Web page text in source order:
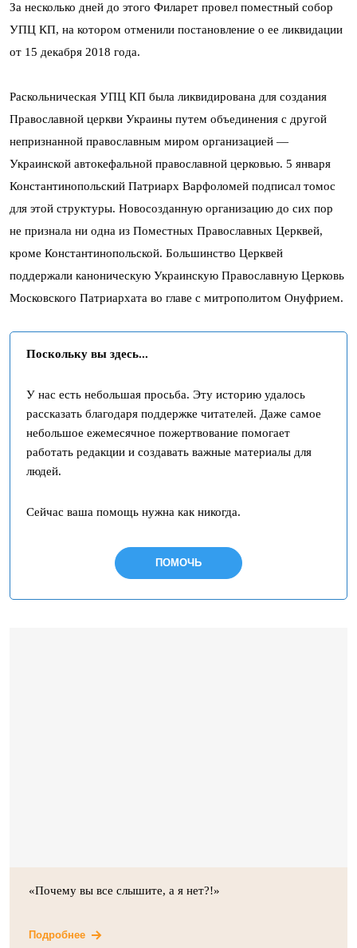
За несколько дней до этого Филарет провел поместный собор
УПЦ КП, на котором отменили постановление о ее ликвидации
от 15 декабря 2018 года.
Раскольническая УПЦ КП была ликвидирована для создания
Православной церкви Украины путем объединения с другой
непризнанной православным миром организацией —
Украинской автокефальной православной церковью. 5 января
Константинопольский Патриарх Варфоломей подписал томос
для этой структуры. Новосозданную организацию до сих пор
не признала ни одна из Поместных Православных Церквей,
кроме Константинопольской. Большинство Церквей
поддержали каноническую Украинскую Православную Церковь
Московского Патриархата во главе с митрополитом Онуфрием.
Поскольку вы здесь...
У нас есть небольшая просьба. Эту историю удалось
рассказать благодаря поддержке читателей. Даже самое
небольшое ежемесячное пожертвование помогает
работать редакции и создавать важные материалы для
людей.
Сейчас ваша помощь нужна как никогда.
ПОМОЧЬ
«Почему вы все слышите, а я нет?!»
Подробнее